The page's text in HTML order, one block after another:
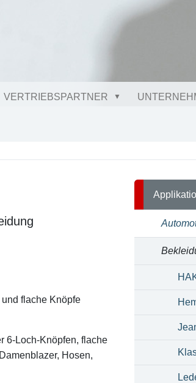
VERTRIEBSPARTNER
flache Knöpfe
6-Loch-Knöpfen, flache
Hosen,